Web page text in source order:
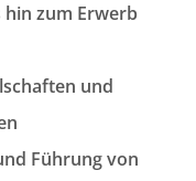
zum Erwerb
und
Führung von